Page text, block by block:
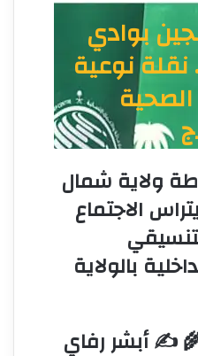
بوادي
نوعية
ولاية شمال
الاجتماع
بالولاية
✍️ أبشر رفاي